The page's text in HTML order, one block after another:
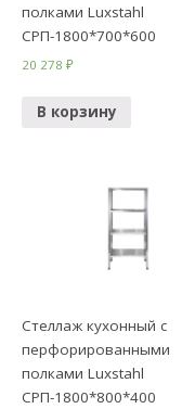
полками Luxstahl
СРП-1800*700*600
20 278₽
В корзину
Стеллаж кухонный с
перфорированными
полками Luxstahl
СРП-1800*800*400